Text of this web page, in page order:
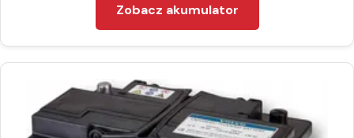
Zobacz akumulator